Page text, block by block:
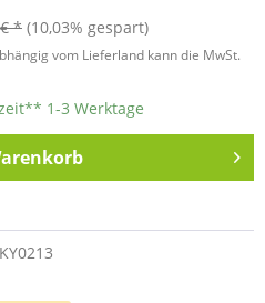
* (10,03% gespart)
vom Lieferland kann die MwSt.
1-3 Werktage